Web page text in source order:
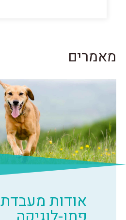
מאמרים
אודות מעבדת